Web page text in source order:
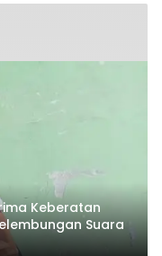
Keberatan
Suara